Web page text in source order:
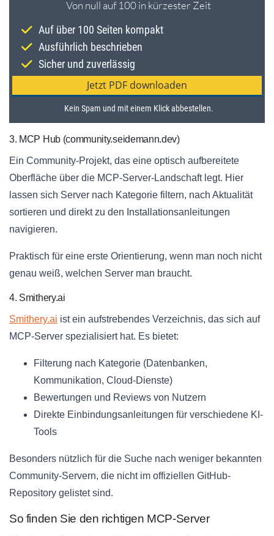
3. MCP Hub (community.seidemann.dev)
Ein Community-Projekt, das eine optisch aufbereitete
Oberfläche über die MCP-Server-Landschaft legt. Hier
lassen sich Server nach Kategorie filtern, nach Aktualität
sortieren und direkt zu den Installationsanleitungen
navigieren.
Praktisch für eine erste Orientierung, wenn man noch nicht
genau weiß, welchen Server man braucht.
4. Smithery.ai
Smithery.ai ist ein aufstrebendes Verzeichnis, das sich auf
MCP-Server spezialisiert hat. Es bietet:
Filterung nach Kategorie (Datenbanken,
Kommunikation, Cloud-Dienste)
Bewertungen und Reviews von Nutzern
Direkte Einbindungsanleitungen für verschiedene KI-
Tools
Besonders nützlich für die Suche nach weniger bekannten
Community-Servern, die nicht im offiziellen GitHub-
Repository gelistet sind.
So finden Sie den richtigen MCP-Server